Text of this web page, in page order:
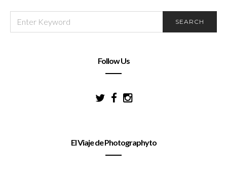
FOR:
SEARCH
Follow Us
El Viaje de Photographyto